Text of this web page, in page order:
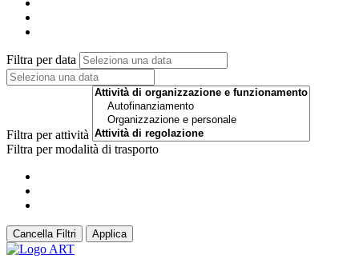
Filtra per data
Filtra per attività
Filtra per modalità di trasporto
Cancella Filtri Applica